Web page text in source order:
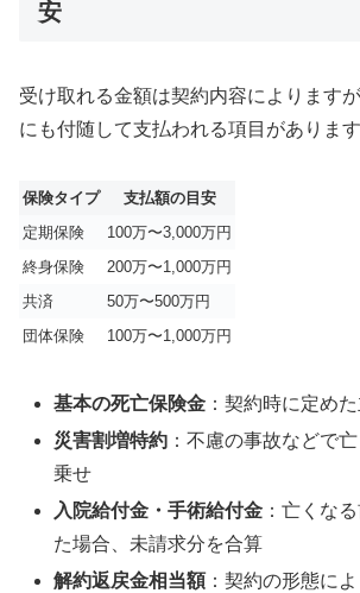
安
受け取れる金額は契約内容によります
にも付随して支払われる項目があります
保険タイプ
支払額の目安
定期保険
100万〜3,000万円
終身保険
200万〜1,000万円
共済
50万〜500万円
団体保険
100万〜1,000万円
基本の死亡保険金 ：契約時に定め
災害割増特約 ：不慮の事故などで
乗せ
入院給付金・手術給付金 ：亡くな
た場合、未請求分を合算
解約返戻金相当額：契約の形態に